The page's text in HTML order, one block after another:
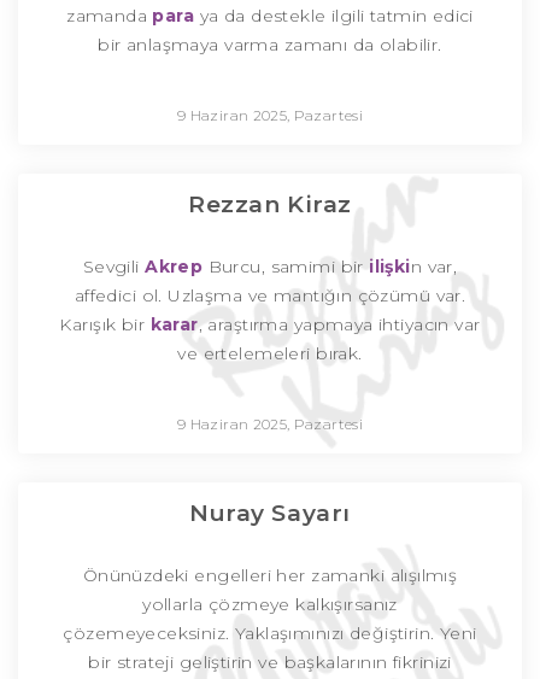
zamanda para ya da destekle ilgili tatmin edici
bir anlaşmaya varma zamanı da olabilir.
9 Haziran 2025, Pazartesi
Rezzan Kiraz
SevgiliAkrep Burcu, samimi bir ilişkin var,
affedici ol. Uzlaşma ve mantığın çözümü var.
Karışık bir karar, araştırma yapmaya ihtiyacın var
ve ertelemeleri bırak.
9 Haziran 2025, Pazartesi
Nuray Sayarı
Önünüzdeki engelleri her zamanki alışılmış
yollarla çözmeye kalkışırsanız
çözemeyeceksiniz. Yaklaşımınızı değiştirin. Yeni
bir strateji geliştirin ve başkalarının fikrinizi